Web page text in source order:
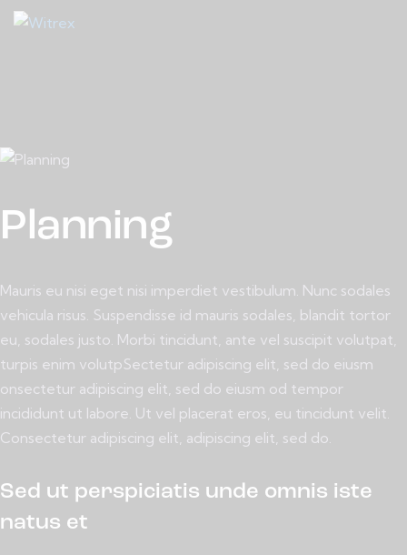
Planning
Mauris eu nisi eget nisi imperdiet vestibulum. Nunc sodales
vehicula risus. Suspendisse id mauris sodales, blandit tortor
eu, sodales justo. Morbi tincidunt, ante vel suscipit volutpat,
turpis enim volutpSectetur adipiscing elit, sed do eiusm
onsectetur adipiscing elit, sed do eiusm od tempor
incididunt ut labore. Ut vel placerat eros, eu tincidunt velit.
Consectetur adipiscing elit, adipiscing elit, sed do.
Sed ut perspiciatis unde omnis iste
natus et